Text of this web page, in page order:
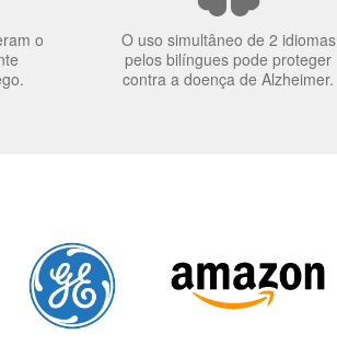
o
O uso simultâneo de 2 idiomas
pelos bilíngues pode proteger
contra a doença de Alzheimer.